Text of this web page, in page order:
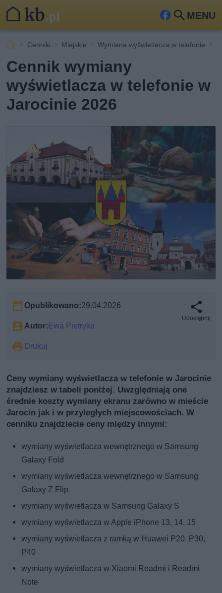
MENU
Fa
ook
Szu
kaj
Cenniki Miejskie Wymiana wyświetlacza w telefonie
Cennik wymiany
wyświetlacza w telefonie w
Jarocinie 2026
Opublikowano:29.04.2026
Autor: Ewa Pietryka
Drukuj
Udostępnij
Ceny wymiany wyświetlacza w telefonie w Jarocinie
znajdziesz w tabeli poniżej. Uwzględniają one
średnie koszty wymiany ekranu zarówno w mieście
Jarocin jak i w przyległych miejscowościach. W
cenniku znajdziecie ceny między innymi:
wymiany wyświetlacza wewnętrznego w Samsung
Galaxy Fold
wymiany wyświetlacza wewnętrznego w Samsung
Galaxy Z Flip
wymiany wyświetlacza w Samsung Galaxy S
wymiany wyświetlacza w Apple iPhone 13, 14, 15
wymiany wyświetlacza z ramką w Huawei P20, P30,
P40
wymiany wyświetlacza w Xiaomi Readmi i Readmi
Note